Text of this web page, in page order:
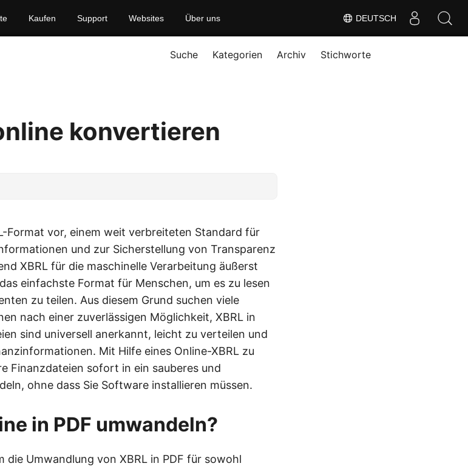
DEUTSCH
Kaufen Support Websites Über uns
Suche Kategorien Archiv Stichworte
konvertieren
Format vor, einem weit verbreiteten Standard für
und zur Sicherstellung von Transparenz
XBRL für die maschinelle Verarbeitung äußerst
einfachste Format für Menschen, um es zu lesen
zu teilen. Aus diesem Grund suchen viele
nach einer zuverlässigen Möglichkeit, XBRL in
sind universell anerkannt, leicht zu verteilen und
Mit Hilfe eines Online-XBRL zu
Finanzdateien sofort in ein sauberes und
ohne dass Sie Software installieren müssen.
in PDF umwandeln?
die Umwandlung von XBRL in PDF für sowohl